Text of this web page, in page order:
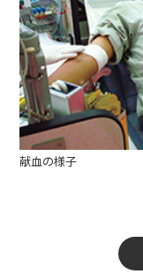
献血の様子